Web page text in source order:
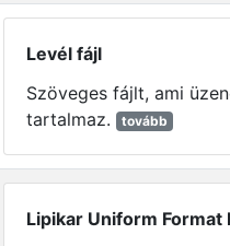
Levél fájl
Szöveges fájlt, ami
tartalmaz.
tovább
Lipikar Uniform Format